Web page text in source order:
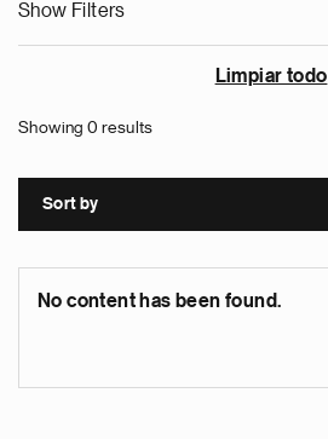
Show Filters
Limpiar todo
Showing 0 results
Sort by
No content has been found.